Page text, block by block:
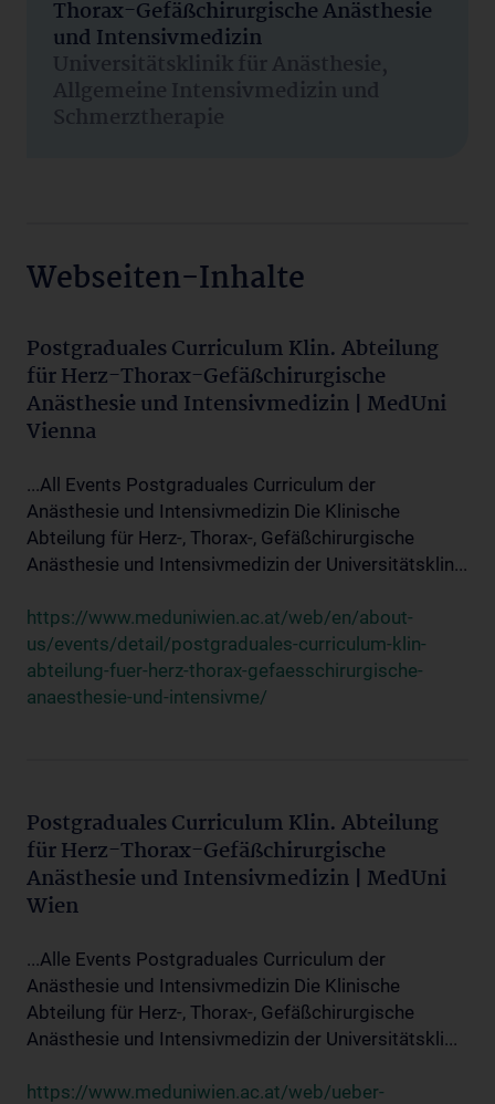
Thorax-Gefäßchirurgische Anästhesie
und Intensivmedizin
Universitätsklinik für Anästhesie,
Allgemeine Intensivmedizin und
Schmerztherapie
Webseiten-Inhalte
Postgraduales Curriculum Klin. Abteilung
für Herz-Thorax-Gefäßchirurgische
Anästhesie und Intensivmedizin | MedUni
Vienna
...All Events Postgraduales Curriculum der
Anästhesie und Intensivmedizin Die Klinische
Abteilung für Herz-, Thorax-, Gefäßchirurgische
Anästhesie und Intensivmedizin der Universitätsklin...
https://www.meduniwien.ac.at/web/en/about-
us/events/detail/postgraduales-curriculum-klin-
abteilung-fuer-herz-thorax-gefaesschirurgische-
anaesthesie-und-intensivme/
Postgraduales Curriculum Klin. Abteilung
für Herz-Thorax-Gefäßchirurgische
Anästhesie und Intensivmedizin | MedUni
Wien
...Alle Events Postgraduales Curriculum der
Anästhesie und Intensivmedizin Die Klinische
Abteilung für Herz-, Thorax-, Gefäßchirurgische
Anästhesie und Intensivmedizin der Universitätskli...
https://www.meduniwien.ac.at/web/ueber-